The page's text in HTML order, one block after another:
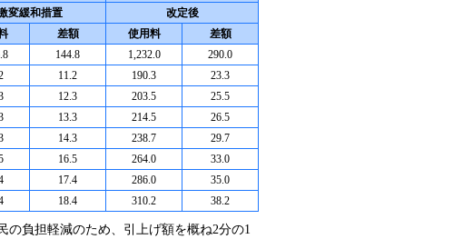
変緩和措置
改定後
差額 使用料
差額
144.8 1,232.0 290.0
11.2 190.3
23.3
12.3 203.5
25.5
13.3 214.5
26.5
14.3 238.7
29.7
16.5 264.0
33.0
17.4 286.0
35.0
18.4 310.2 38.2
の負担軽減のため、引上げ額を概ね2分の1